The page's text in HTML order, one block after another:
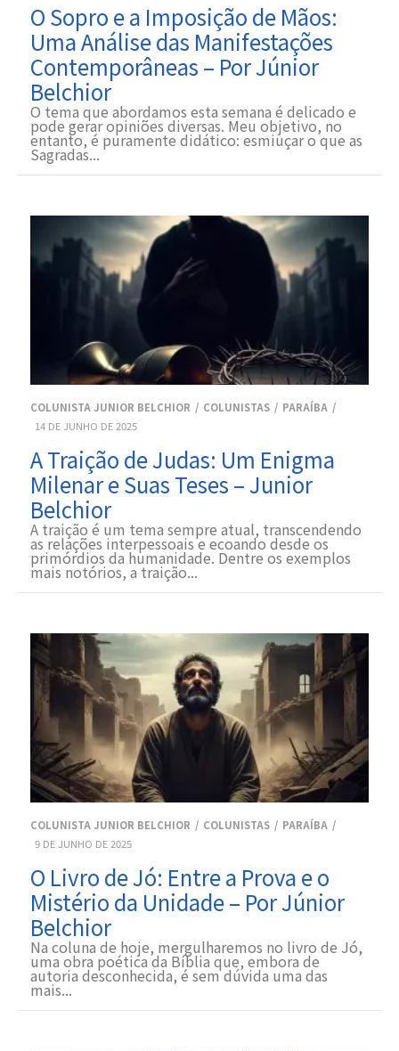
O Sopro e a Imposição de Mãos:
Uma Análise das Manifestações
Contemporâneas – Por Júnior
Belchior
O tema que abordamos esta semana é delicado e
pode gerar opiniões diversas. Meu objetivo, no
entanto, é puramente didático: esmiuçar o que as
Sagradas...
COLUNISTA JUNIOR BELCHIOR COLUNISTAS
PARAÍBA
14 DE JUNHO DE 2025
A Traição de Judas: Um Enigma
Milenar e Suas Teses – Junior
Belchior
A traição é um tema sempre atual, transcendendo
as relações interpessoais e ecoando desde os
primórdios da humanidade. Dentre os exemplos
mais notórios, a traição...
COLUNISTA JUNIOR BELCHIOR COLUNISTAS
PARAÍBA
9 DE JUNHO DE 2025
O Livro de Jó: Entre a Prova e o
Mistério da Unidade – Por Júnior
Belchior
Na coluna de hoje, mergulharemos no livro de Jó,
uma obra poética da Bíblia que, embora de
autoria desconhecida, é sem dúvida uma das
mais...